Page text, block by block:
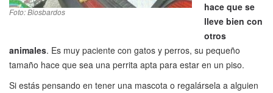
Foto: Biosbardos
hace que se
lleve bien con
otros
animales. Es muy paciente con gatos y perros, su pequeño
tamaño hace que sea una perrita apta para estar en un piso.
Si estás pensando en tener una mascota o regalársela a alguien